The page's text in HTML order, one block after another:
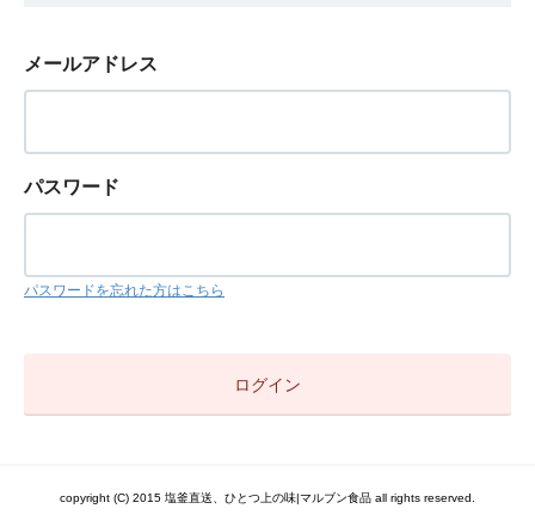
メールアドレス
パスワード
パスワードを忘れた方はこちら
copyright (C) 2015 塩釜直送、ひとつ上の味|マルブン食品 all rights reserved.